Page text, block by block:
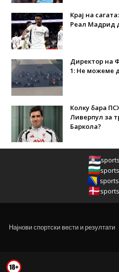
Крај на
Реал Мадрид
Директор на
1: Не можеме
Колку бара
Ливерпул за
Баркола?
Најнови спортски вести и резултати